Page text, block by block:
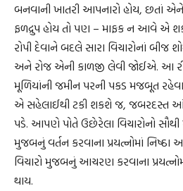
બનવાની ખાતરી આપનારો હોય, છતાં
ફળદ્રુપ હોય તો પણ – માફક ન આવે એ
રોપી દેવાને બદલે સારા વિચારોનાં બીજ
અને રોજ એની કાળજી લેવી જોઈએ. આ
મૂળિયાંની જમીન પરની પકડ મજબૂત
એ સહેલાઈથી ટકી શકશે જ, જબરદસ્ત
પડે. આપણે પોતે ઉછેરેલા વિચારોનો સૌથી
મુજબનું વર્તન કરવાના પ્રયત્નોમાં
વિચારો મુજબનું આચરણ કરવાના
થાય.